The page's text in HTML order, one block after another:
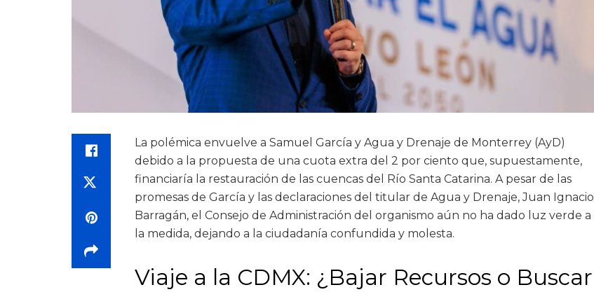
La polémica envuelve a Samuel García y Agua y Drenaje de Monterrey (AyD)
debido a la propuesta de una cuota extra del 2 por ciento que, supuestamente,
financiaría la restauración de las cuencas del Río Santa Catarina. A pesar de las
promesas de García y las declaraciones del titular de Agua y Drenaje, Juan Ignacio
Barragán, el Consejo de Administración del organismo aún no ha dado luz verde a
la medida, dejando a la ciudadanía confundida y molesta.
Viaje a la CDMX: ¿Bajar Recursos o Buscar